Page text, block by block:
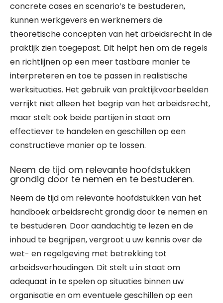
concrete cases en scenario’s te bestuderen,
kunnen werkgevers en werknemers de
theoretische concepten van het arbeidsrecht in de
praktijk zien toegepast. Dit helpt hen om de regels
en richtlijnen op een meer tastbare manier te
interpreteren en toe te passen in realistische
werksituaties. Het gebruik van praktijkvoorbeelden
verrijkt niet alleen het begrip van het arbeidsrecht,
maar stelt ook beide partijen in staat om
effectiever te handelen en geschillen op een
constructieve manier op te lossen.
Neem de tijd om relevante hoofdstukken
grondig door te nemen en te bestuderen.
Neem de tijd om relevante hoofdstukken van het
handboek arbeidsrecht grondig door te nemen en
te bestuderen. Door aandachtig te lezen en de
inhoud te begrijpen, vergroot u uw kennis over de
wet- en regelgeving met betrekking tot
arbeidsverhoudingen. Dit stelt u in staat om
adequaat in te spelen op situaties binnen uw
organisatie en om eventuele geschillen op een